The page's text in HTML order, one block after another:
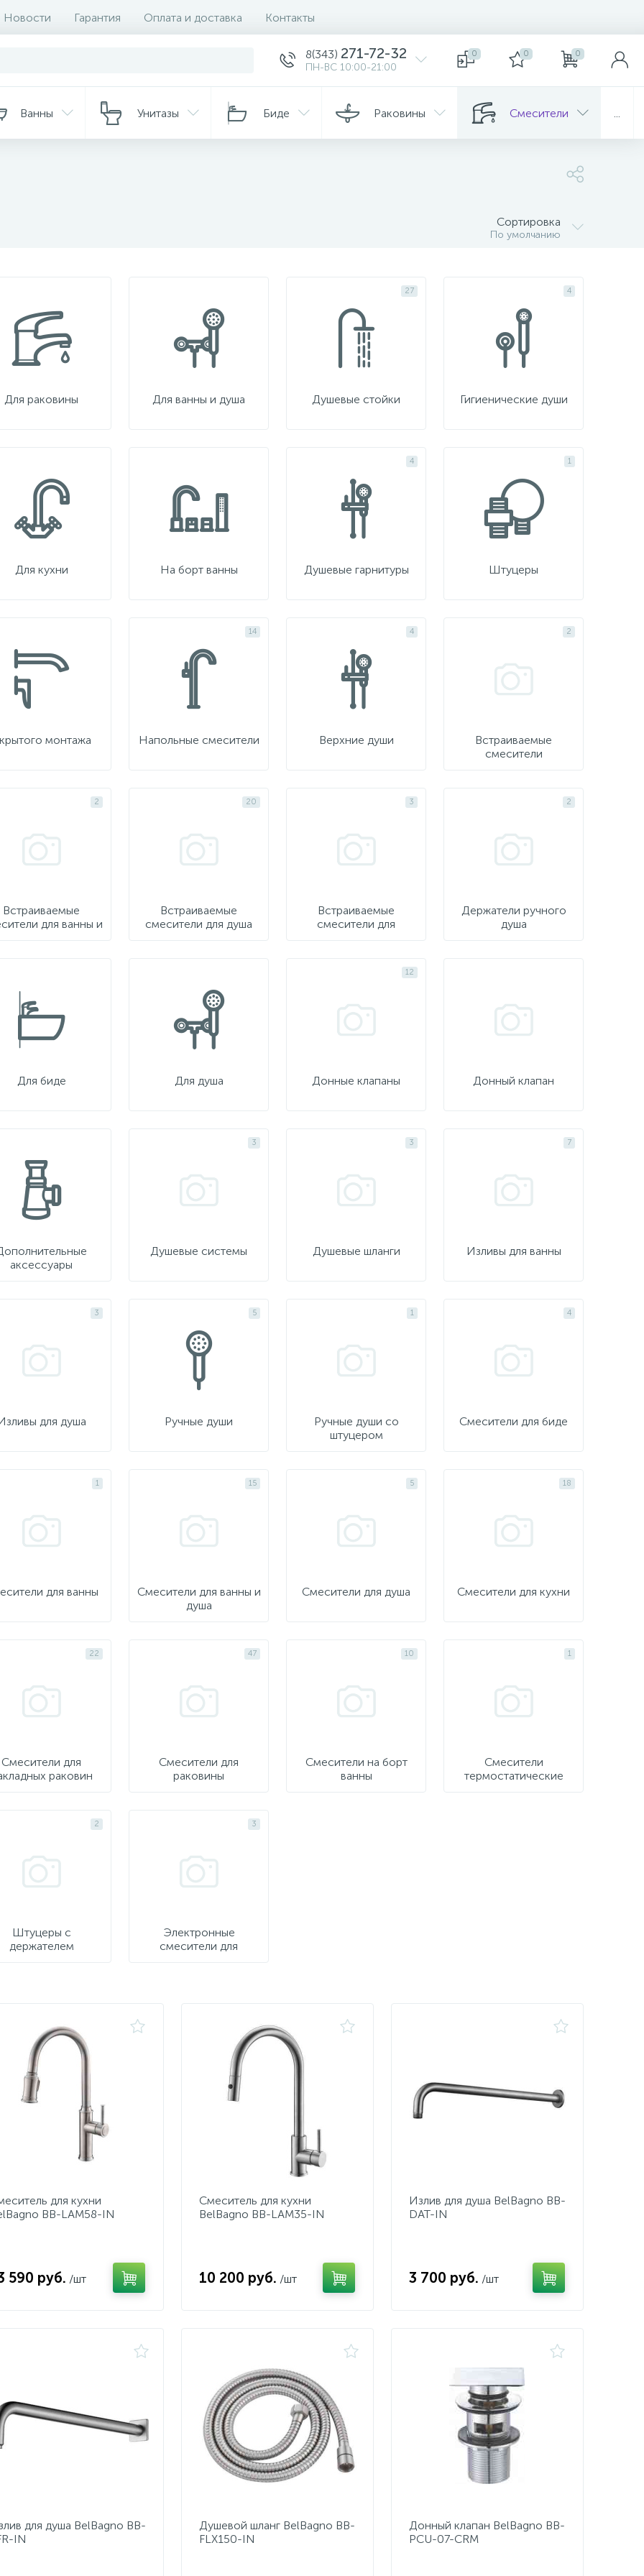
Новости Гарантия Оплата и доставка Контакты
8(343) 271-72-32
ПН-ВС 10:00-21:00
0 0 0
Ванны Унитазы Биде Раковины Смесители
Сортировка
По умолчанию
Для раковины Для ванны и душа
27
Душевые стойки
4
Гигиенические души
Для кухни На борт ванны
4
Душевые гарнитуры
1
Штуцеры
монтажа
14
Напольные смесители
4
Верхние души
2
Встраиваемые
смесители
2
Встраиваемые
для ванны и
20
Встраиваемые
смесители для душа
3
Встраиваемые
смесители для
2
Держатели ручного
душа
Для биде Для душа
12
Донные клапаны Донный клапан
аксессуары
3
Душевые системы
3
Душевые шланги
7
Изливы для ванны
3
для душа
5
Ручные души
1
Ручные души со
штуцером
4
Смесители для биде
1
для ванны
15
Смесители для ванны и
душа
5
Смесители для душа
18
Смесители для кухни
22
Смесители для
раковин
47
Смесители для
раковины
10
Смесители на борт
ванны
1
Смесители
термостатические
2
Штуцеры с
держателем
3
Электронные
смесители для
для кухни
BB-LAM58-IN
590 руб. /шт
Смеситель для кухни
BelBagno BB-LAM35-IN
10 200 руб. /шт
Излив для душа BelBagno BB-
DAT-IN
3 700 руб. /шт
для душа BelBagno BB-
IN
Душевой шланг BelBagno BB-
FLX150-IN
Донный клапан BelBagno BB-
PCU-07-CRM